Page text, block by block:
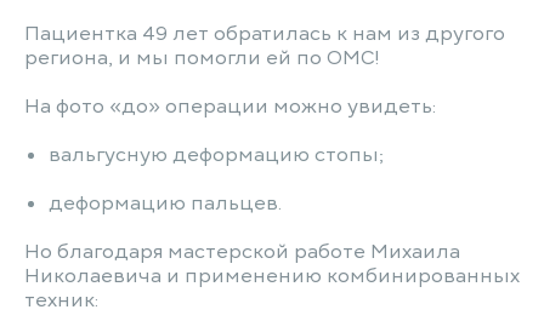
Пациентка 49 лет обратилась к нам из другого
региона, и мы помогли ей по ОМС!
На фото «до» операции можно увидеть:
вальгусную деформацию стопы;
деформацию пальцев.
Но благодаря мастерской работе Михаила
Николаевича и применению комбинированных
техник: